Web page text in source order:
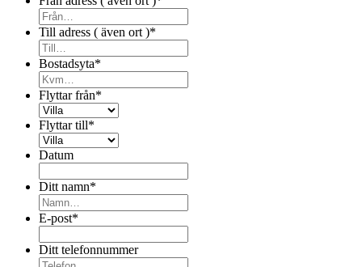
Till adress ( även ort )*
Bostadsyta*
Flyttar från*
Flyttar till*
Datum
Ditt namn*
E-post*
Ditt telefonnummer